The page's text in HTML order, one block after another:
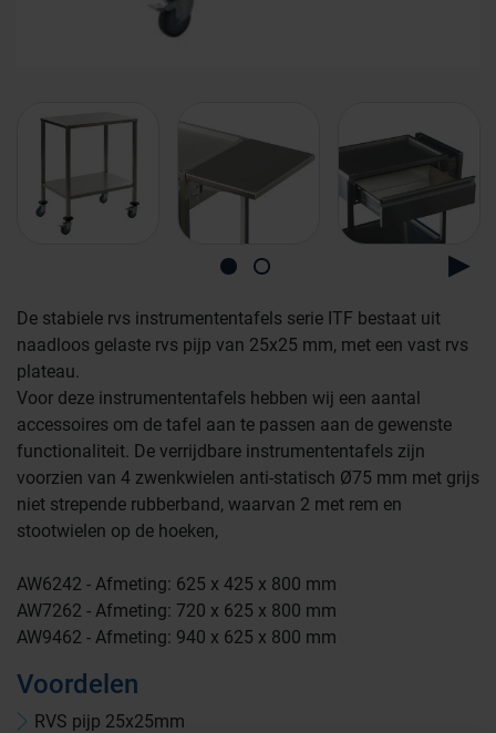
De stabiele rvs instrumententafels serie ITF bestaat uit
naadloos gelaste rvs pijp van 25x25 mm, met een vast rvs
plateau.
Voor deze instrumententafels hebben wij een aantal
accessoires om de tafel aan te passen aan de gewenste
functionaliteit. De verrijdbare instrumententafels zijn
voorzien van 4 zwenkwielen anti-statisch Ø75 mm met grijs
niet strepende rubberband, waarvan 2 met rem en
stootwielen op de hoeken,
AW6242 - Afmeting: 625 x 425 x 800 mm
AW7262 - Afmeting: 720 x 625 x 800 mm
AW9462 - Afmeting: 940 x 625 x 800 mm
Voordelen
RVS pijp 25x25mm
Laboratoria
Cleanrooms
Logistiek en opslag
Afvalinzamelaars
Farmaceutische industrie
Wastransport
Medicijn- en verbandkasten
Werkplekinrichting